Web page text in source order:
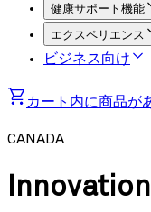
健康サポート機能
エクスペリエンス
ビジネス向け
カート内に商品が
CANADA